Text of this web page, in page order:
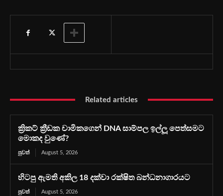
Related articles
ක්‍රිකට් ක්‍රීඩක චාමිකගෙන් DNA සාම්පල ඉල්ලූ පෙත්සමට
මොකද වුණේ?
පුවත් August 5, 2026
හිටපු ඇමති අකිල 18 දක්වා රක්ෂිත බන්ධනාගාරයට
පුවත් August 5, 2026